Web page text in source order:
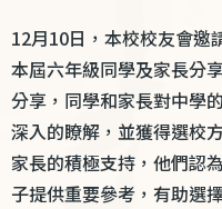
12月10日，本校校友會邀
本屆六年級同學及家長分
分享，同學和家長對中學
深入的瞭解，並獲得選校
家長的積極支持，他們認
子提供重要參考，有助選